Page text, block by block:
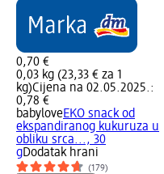
0,70 €
0,03 kg (23,33 € za 1
kg)Cijena na 02.05.2025.:
0,78 €
babyloveEKO snack od
ekspandiranog kukuruza u
obliku srca..., 30
gDodatak hrani
(179)